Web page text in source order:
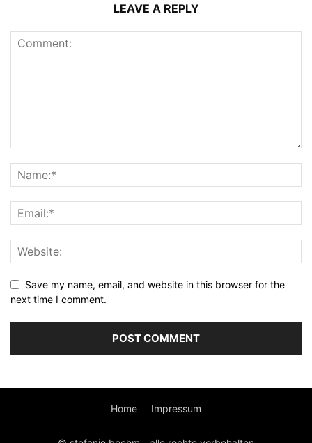
LEAVE A REPLY
Save my name, email, and website in this browser for the
next time I comment.
Home Impressum